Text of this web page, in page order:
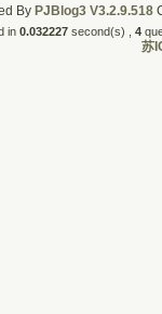
By PJBlog3 V3.2.9.518
in 0.032227second(s) , 4
苏